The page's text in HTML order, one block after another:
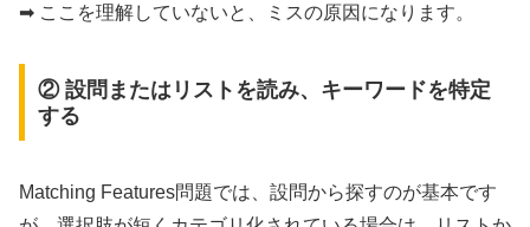
➡ ここを理解していないと、ミスの原因になります。
② 設問またはリストを読み、キーワードを特定
する
Matching Features問題では、設問から探すのが基本です